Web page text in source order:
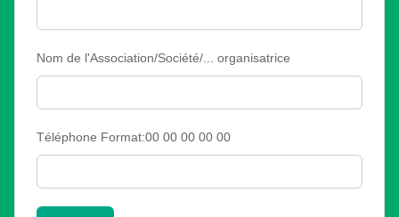
Nom de l'Association/Société/... organisatrice
Téléphone Format:00 00 00 00 00